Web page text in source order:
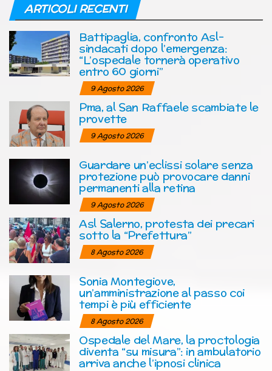
ARTICOLI RECENTI
Battipaglia, confronto Asl-
sindacati dopo l’emergenza:
“L’ospedale tornerà operativo
entro 60 giorni”
9 Agosto 2026
Pma, al San Raffaele scambiate le
provette
9 Agosto 2026
Guardare un’eclissi solare senza
protezione può provocare danni
permanenti alla retina
9 Agosto 2026
Asl Salerno, protesta dei precari
sotto la “Prefettura”
8 Agosto 2026
Sonia Montegiove,
un’amministrazione al passo coi
tempi è più efficiente
8 Agosto 2026
Ospedale del Mare, la proctologia
diventa “su misura”: in ambulatorio
arriva anche l’ipnosi clinica